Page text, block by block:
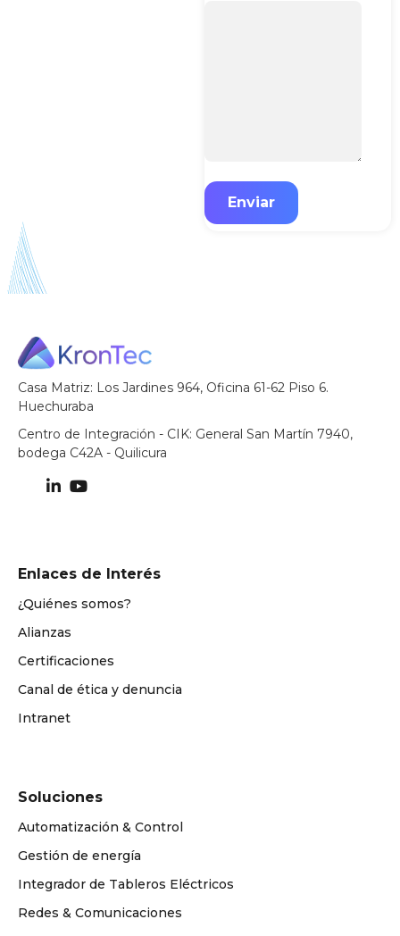
Casa Matriz: Los Jardines 964, Oficina 61-62 Piso 6.
Huechuraba
Centro de Integración - CIK: General San Martín 7940,
bodega C42A - Quilicura
Enlaces de Interés
¿Quiénes somos?
Alianzas
Certificaciones
Canal de ética y denuncia
Intranet
Soluciones
Automatización & Control
Gestión de energía
Integrador de Tableros Eléctricos
Redes & Comunicaciones